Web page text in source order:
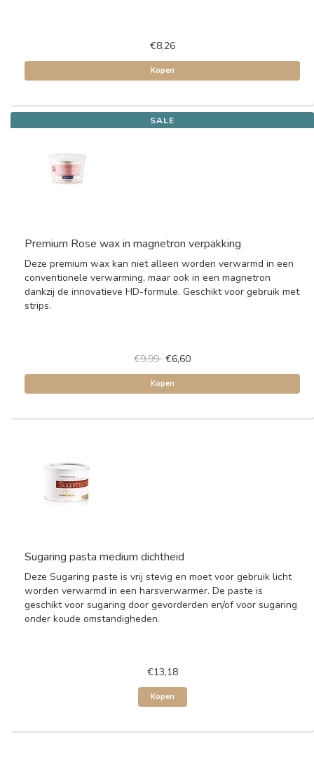
€8,26
Kopen
SALE
Premium Rose wax in magnetron verpakking
Deze premium wax kan niet alleen worden verwarmd in een
conventionele verwarming, maar ook in een magnetron
dankzij de innovatieve HD-formule. Geschikt voor gebruik met
strips.
€9,99 €6,60
Kopen
Sugaring pasta medium dichtheid
Deze Sugaring paste is vrij stevig en moet voor gebruik licht
worden verwarmd in een harsverwarmer. De paste is
geschikt voor sugaring door gevorderden en/of voor sugaring
onder koude omstandigheden.
€13,18
Kopen